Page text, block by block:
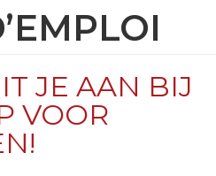
JE AAN BIJ
VOOR